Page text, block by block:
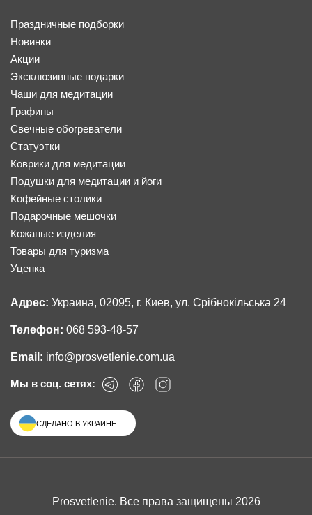
Праздничные подборки
Новинки
Акции
Эксклюзивные подарки
Чаши для медитации
Графины
Свечные обогреватели
Статуэтки
Коврики для медитации
Подушки для медитации и йоги
Кофейные столики
Подарочные мешочки
Кожаные изделия
Товары для туризма
Уценка
Адрес: Украина, 02095, г. Киев, ул. Срібнокільська 24
Телефон: 068 593-48-57
Email: info@prosvetlenie.com.ua
Мы в соц. сетях:
СДЕЛАНО В УКРАИНЕ
Prosvetlenie. Все права защищены 2026